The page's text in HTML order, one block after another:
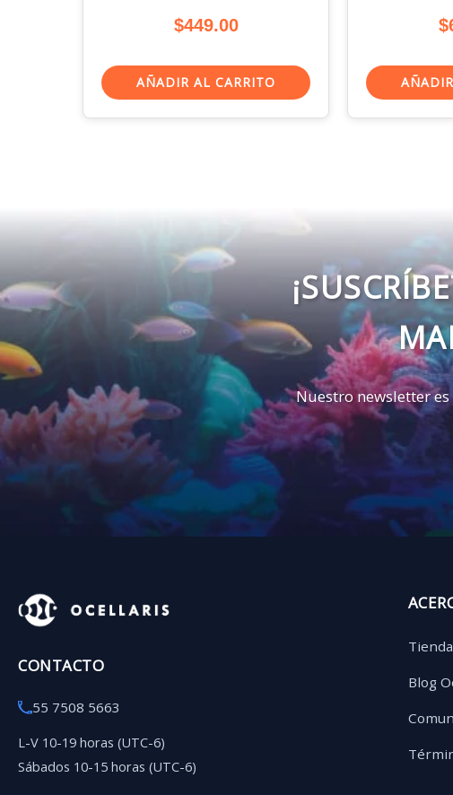
$449.00
AÑADIR AL CARRITO
$
Nuestro newsletter
CONTACTO
55 7508 5663
L-V 10-19 horas (UTC-6)
Sábados 10-15 horas (UTC-6)
Blog